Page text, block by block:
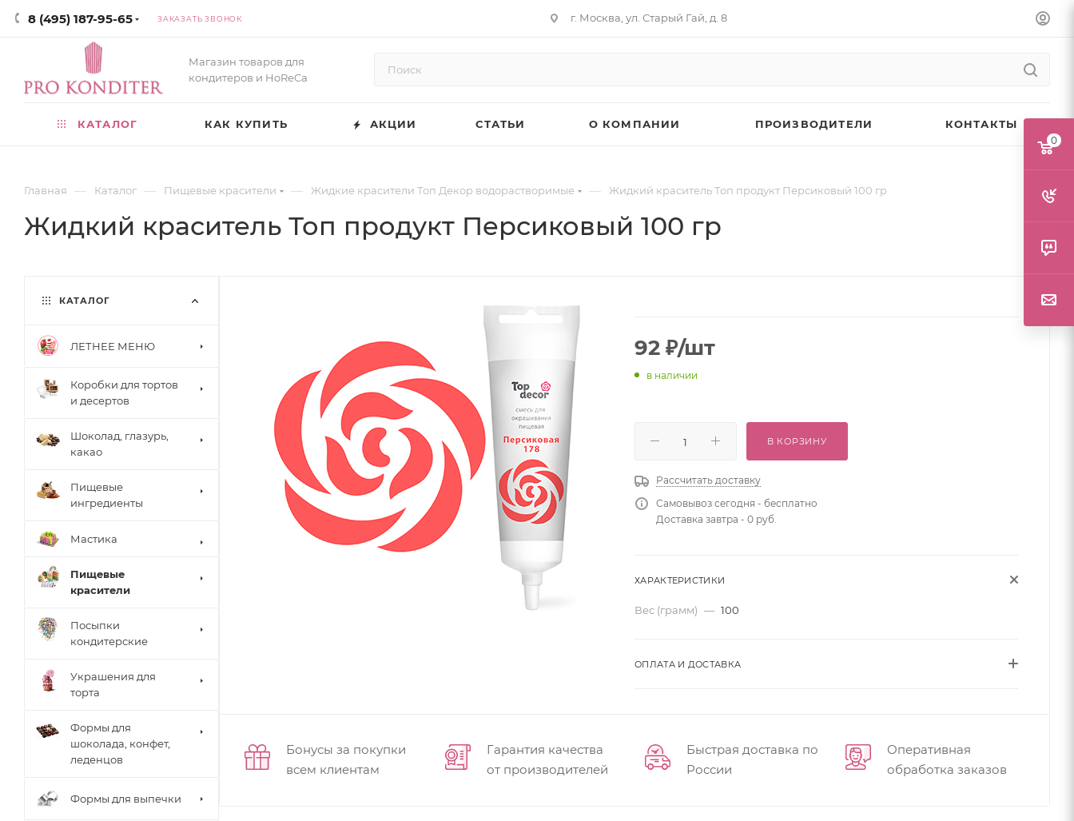
8 (495) 187-95-65 ЗАКАЗАТЬ ЗВОНОК г. Москва, ул. Старый Гай, д. 8
Магазин товаров для
кондитеров и HoReCa
КАТАЛОГ КАК КУПИТЬ АКЦИИ СТАТЬИ О КОМПАНИИ ПРОИЗВОДИТЕЛИ КОНТАКТЫ
Главная — Каталог — Пищевые красители — Жидкие красители Топ Декор водорастворимые — Жидкий краситель Топ продукт Персиковый 100 гр
Жидкий краситель Топ продукт Персиковый 100 гр
92 ₽/шт
в наличии
В КОРЗИНУ
Рассчитать доставку
Самовывоз сегодня - бесплатно
Доставка завтра - 0 руб.
ХАРАКТЕРИСТИКИ
Вес (грамм) — 100
ОПЛАТА И ДОСТАВКА
Бонусы за покупки
всем клиентам
Гарантия качества
от производителей
Быстрая доставка по
России
Оперативная
обработка заказов
КАТАЛОГ
ЛЕТНЕЕ МЕНЮ
Коробки для тортов
и десертов
Шоколад, глазурь,
какао
Пищевые
ингредиенты
Мастика
Пищевые
красители
Посыпки
кондитерские
Украшения для
торта
Формы для
шоколада, конфет,
леденцов
Формы для выпечки
0